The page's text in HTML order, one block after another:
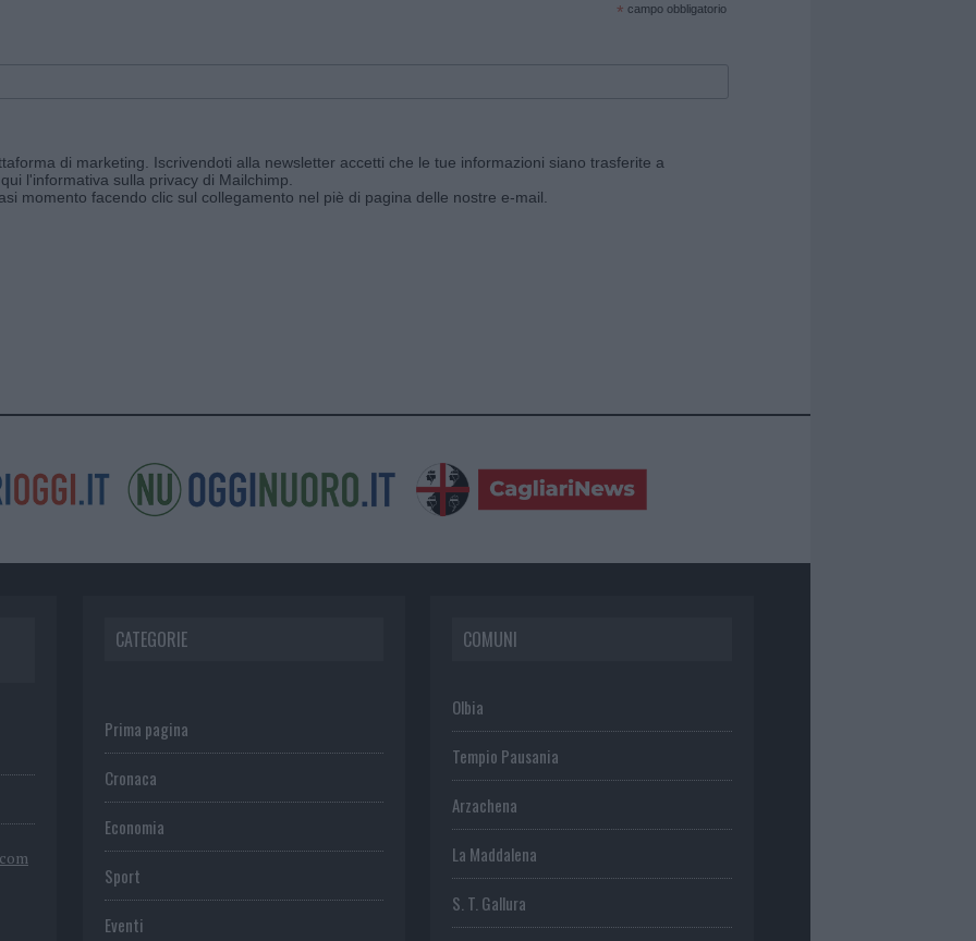
* campo obbligatorio
di marketing. Iscrivendoti alla newsletter accetti che le tue informazioni siano trasferite a
l'informativa sulla privacy di Mailchimp
momento facendo clic sul collegamento nel piè di pagina delle nostre e-mail.
CATEGORIE
Prima pagina
Cronaca
Economia
Sport
Eventi
COMUNI
Olbia
Tempio Pausania
Arzachena
La Maddalena
S. T. Gallura